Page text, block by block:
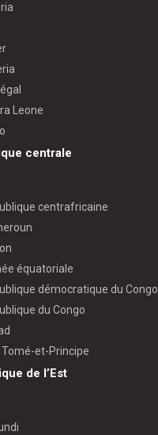
Leone
centrale
centrafricaine
équatoriale
démocratique du Congo
du Congo
Tomé-et-Principe
de l’Est